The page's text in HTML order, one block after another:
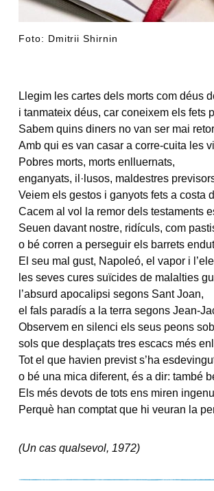
Foto: Dmitrii Shirnin
Llegim les cartes dels morts com déus
i tanmateix déus, car coneixem els fets
Sabem quins diners no van ser mai
Amb qui es van casar a corre-cuita les
Pobres morts, morts enlluernats,
enganyats, il·lusos, maldestres
Veiem els gestos i ganyots fets a costa
Cacem al vol la remor dels testaments
Seuen davant nostre, ridículs, com
o bé corren a perseguir els barrets
El seu mal gust, Napoleó, el vapor i
les seves cures suïcides de malalties
l’absurd apocalipsi segons Sant Joan,
el fals paradís a la terra segons Jean-
Observem en silenci els seus peons
sols que desplaçats tres escacs més
Tot el que havien previst s’ha
o bé una mica diferent, és a dir: també
Els més devots de tots ens miren
Perquè han comptat que hi veuran la
(Un cas qualsevol, 1972)